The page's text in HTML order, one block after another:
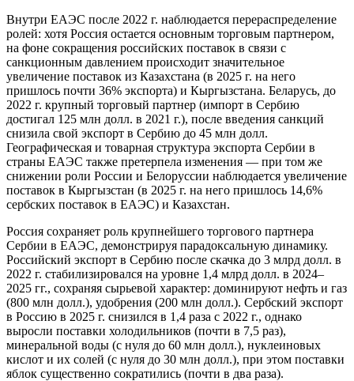
Внутри ЕАЭС после 2022 г. наблюдается перераспределение
ролей: хотя Россия остается основным торговым партнером,
на фоне сокращения российских поставок в связи с
санкционным давлением происходит значительное
увеличение поставок из Казахстана (в 2025 г. на него
пришлось почти 36% экспорта) и Кыргызстана. Беларусь, до
2022 г. крупный торговый партнер (импорт в Сербию
достигал 125 млн долл. в 2021 г.), после введения санкций
снизила свой экспорт в Сербию до 45 млн долл.
Географическая и товарная структура экспорта Сербии в
страны ЕАЭС также претерпела изменения — при том же
снижении роли России и Белоруссии наблюдается увеличение
поставок в Кыргызстан (в 2025 г. на него пришлось 14,6%
сербских поставок в ЕАЭС) и Казахстан.
Россия сохраняет роль крупнейшего торгового партнера
Сербии в ЕАЭС, демонстрируя парадоксальную динамику.
Российский экспорт в Сербию после скачка до 3 млрд долл. в
2022 г. стабилизировался на уровне 1,4 млрд долл. в 2024–
2025 гг., сохраняя сырьевой характер: доминируют нефть и газ
(800 млн долл.), удобрения (200 млн долл.). Сербский экспорт
в Россию в 2025 г. снизился в 1,4 раза с 2022 г., однако
выросли поставки холодильников (почти в 7,5 раз),
минеральной воды (с нуля до 60 млн долл.), нуклеиновых
кислот и их солей (с нуля до 30 млн долл.), при этом поставки
яблок существенно сократились (почти в два раза).